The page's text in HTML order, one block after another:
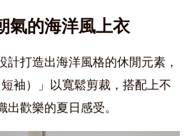
氣的海洋風上衣
計打造出海洋風格的休閒元素，
袖）」 以寬鬆剪裁，搭配上不
出歡樂的夏日感受。